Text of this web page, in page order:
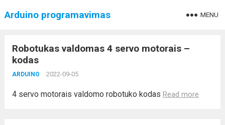
Arduino programavimas MENU
Robotukas valdomas 4 servo motorais –
kodas
ARDUINO 2022-09-05
4 servo motorais valdomo robotuko kodas Read more